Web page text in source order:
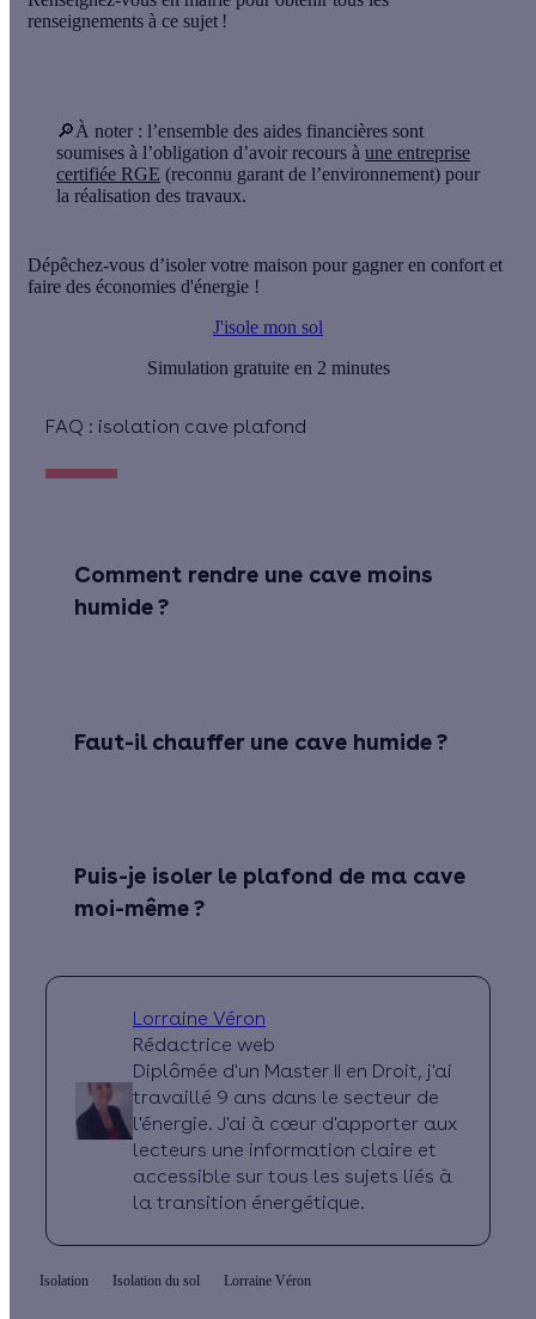
renseignements à ce sujet !
🔎À noter : l’ensemble des aides financières sont
soumises à l’obligation d’avoir recours à une entreprise
certifiée RGE (reconnu garant de l’environnement) pour
la réalisation des travaux.
Dépêchez-vous d’isoler votre maison pour gagner en confort et
faire des économies d'énergie !
J'isole mon sol
Simulation gratuite en 2 minutes
FAQ : isolation cave plafond
Comment rendre une cave moins
humide ?
Faut-il chauffer une cave humide ?
Puis-je isoler le plafond de ma cave
moi-même ?
Lorraine Véron
Rédactrice web
Diplômée d'un Master II en Droit, j'ai
travaillé 9 ans dans le secteur de
l'énergie. J'ai à cœur d'apporter aux
lecteurs une information claire et
accessible sur tous les sujets liés à
la transition énergétique.
Isolation Isolation du sol Lorraine Véron